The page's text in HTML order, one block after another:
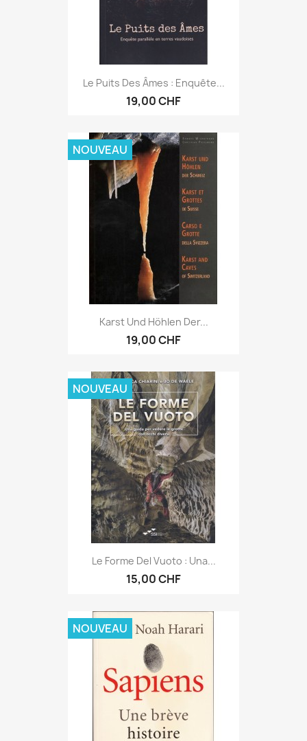
Le Puits Des Âmes : Enquête...
19,00 CHF
Karst Und Höhlen Der...
19,00 CHF
NOUVEAU
Le Forme Del Vuoto : Una...
15,00 CHF
NOUVEAU
NOUVEAU